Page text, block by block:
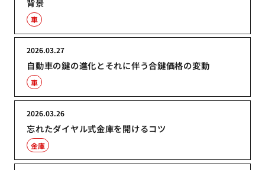
車
自動車の鍵の進化とそれに伴う合鍵価格の変動
2026.03.27
車
忘れたダイヤル式金庫を開けるコツ
2026.03.26
金庫